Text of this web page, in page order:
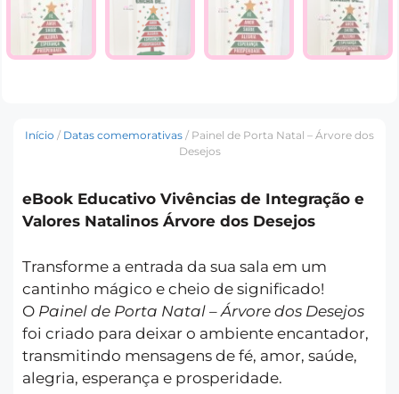
Início / Datas comemorativas / Painel de Porta Natal – Árvore dos
Desejos
eBook Educativo Vivências de Integração e
Valores Natalinos Árvore dos Desejos
Transforme a entrada da sua sala em um
cantinho mágico e cheio de significado!
O Painel de Porta Natal – Árvore dos Desejos
foi criado para deixar o ambiente encantador,
transmitindo mensagens de fé, amor, saúde,
alegria, esperança e prosperidade.